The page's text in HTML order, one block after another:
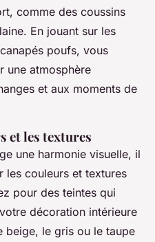
comme des coussins
En jouant sur les
poufs, vous
une atmosphère
et aux moments de
et les textures
une harmonie visuelle, il
les couleurs et textures
pour des teintes qui
décoration intérieure
beige, le gris ou le taupe